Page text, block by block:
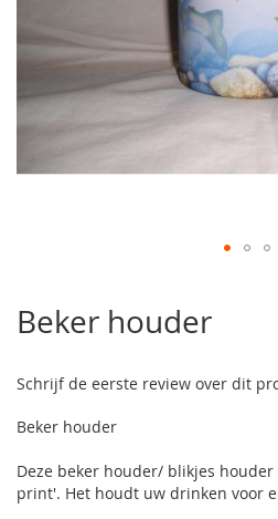
het
begin
de
gallerij
Beker houder
Schrijf de eerste review over dit
Beker houder
Deze beker houder/ blikjes
print'. Het houdt uw drinken voor